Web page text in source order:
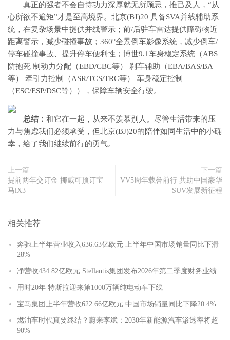
真正的强者不会自恃功力深厚就无所顾忌，推己及人，“从
心所欲不逾矩”才是至高境界。北京(BJ)20 具备SVA并线辅助系
统，在复杂场景中提供并线警示；前/后驻车雷达提供障碍物近
距离警示，减少碰撞事故；360°全景倒车影像系统，减少倒车/
停车碰撞事故、提升停车便利性；博世9.1车身稳定系统（ABS
防抱死 制动力分配（EBD/CBC等） 刹车辅助（EBA/BAS/BA
等） 牵引力控制（ASR/TCS/TRC等） 车身稳定控制
（ESC/ESP/DSC等）），保障车辆安全行驶。
总结： 和它在一起，从来不羡慕别人。尽管生活带来的压
力与焦虑我们必须承受，但北京(BJ)20的陪伴如同生活中的小确
幸，给了我们继续前行的勇气。
上一篇
提前两年交订金 挪威可预订宝
马iX3
下一篇
VV5周年载誉前行 共助中国豪华
SUV发展新征程
相关推荐
奔驰上半年营业收入636.63亿欧元 上半年中国市场销量同比下滑
28%
净营收434.82亿欧元 Stellantis集团发布2026年第二季度财务业绩
用时20年 特斯拉迎来第1000万辆纯电动车下线
宝马集团上半年营收622.66亿欧元 中国市场销量同比下降20.4%
燃油车时代真要终结？蔚来李斌：2030年新能源汽车渗透率将超
90%